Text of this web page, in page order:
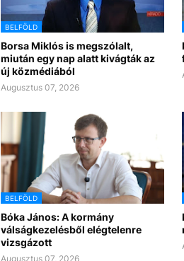
BELFÖLD
Borsa Miklós is megszólalt,
miután egy nap alatt kivágták az
új közmédiából
Augusztus 07, 2026
BELFÖLD
Bóka János: A kormány
válságkezelésből elégtelenre
vizsgázott
Augusztus 07, 2026